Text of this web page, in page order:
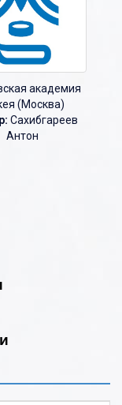
академия
(Москва)
Сахибгареев
Антон